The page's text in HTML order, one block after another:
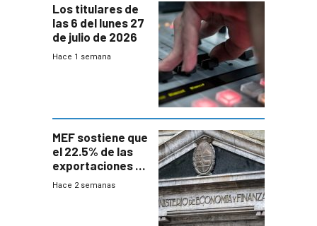
Los titulares de
las 6 del lunes 27
de julio de 2026
Hace 1 semana
MEF sostiene que
el 22.5% de las
exportaciones a
EE.UU se verán
Hace 2 semanas